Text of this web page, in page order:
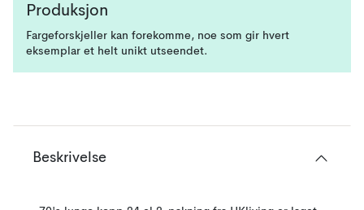
Produksjon
Fargeforskjeller kan forekomme, noe som gir hvert
eksemplar et helt unikt utseendet.
Beskrivelse